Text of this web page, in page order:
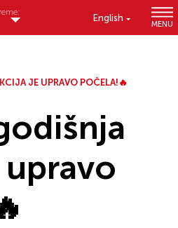
English
MENU
JE UPRAVO POČELA!🔥